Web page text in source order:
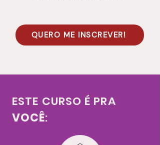
QUERO ME INSCREVER!
ESTE CURSO É PRA
VOCÊ: